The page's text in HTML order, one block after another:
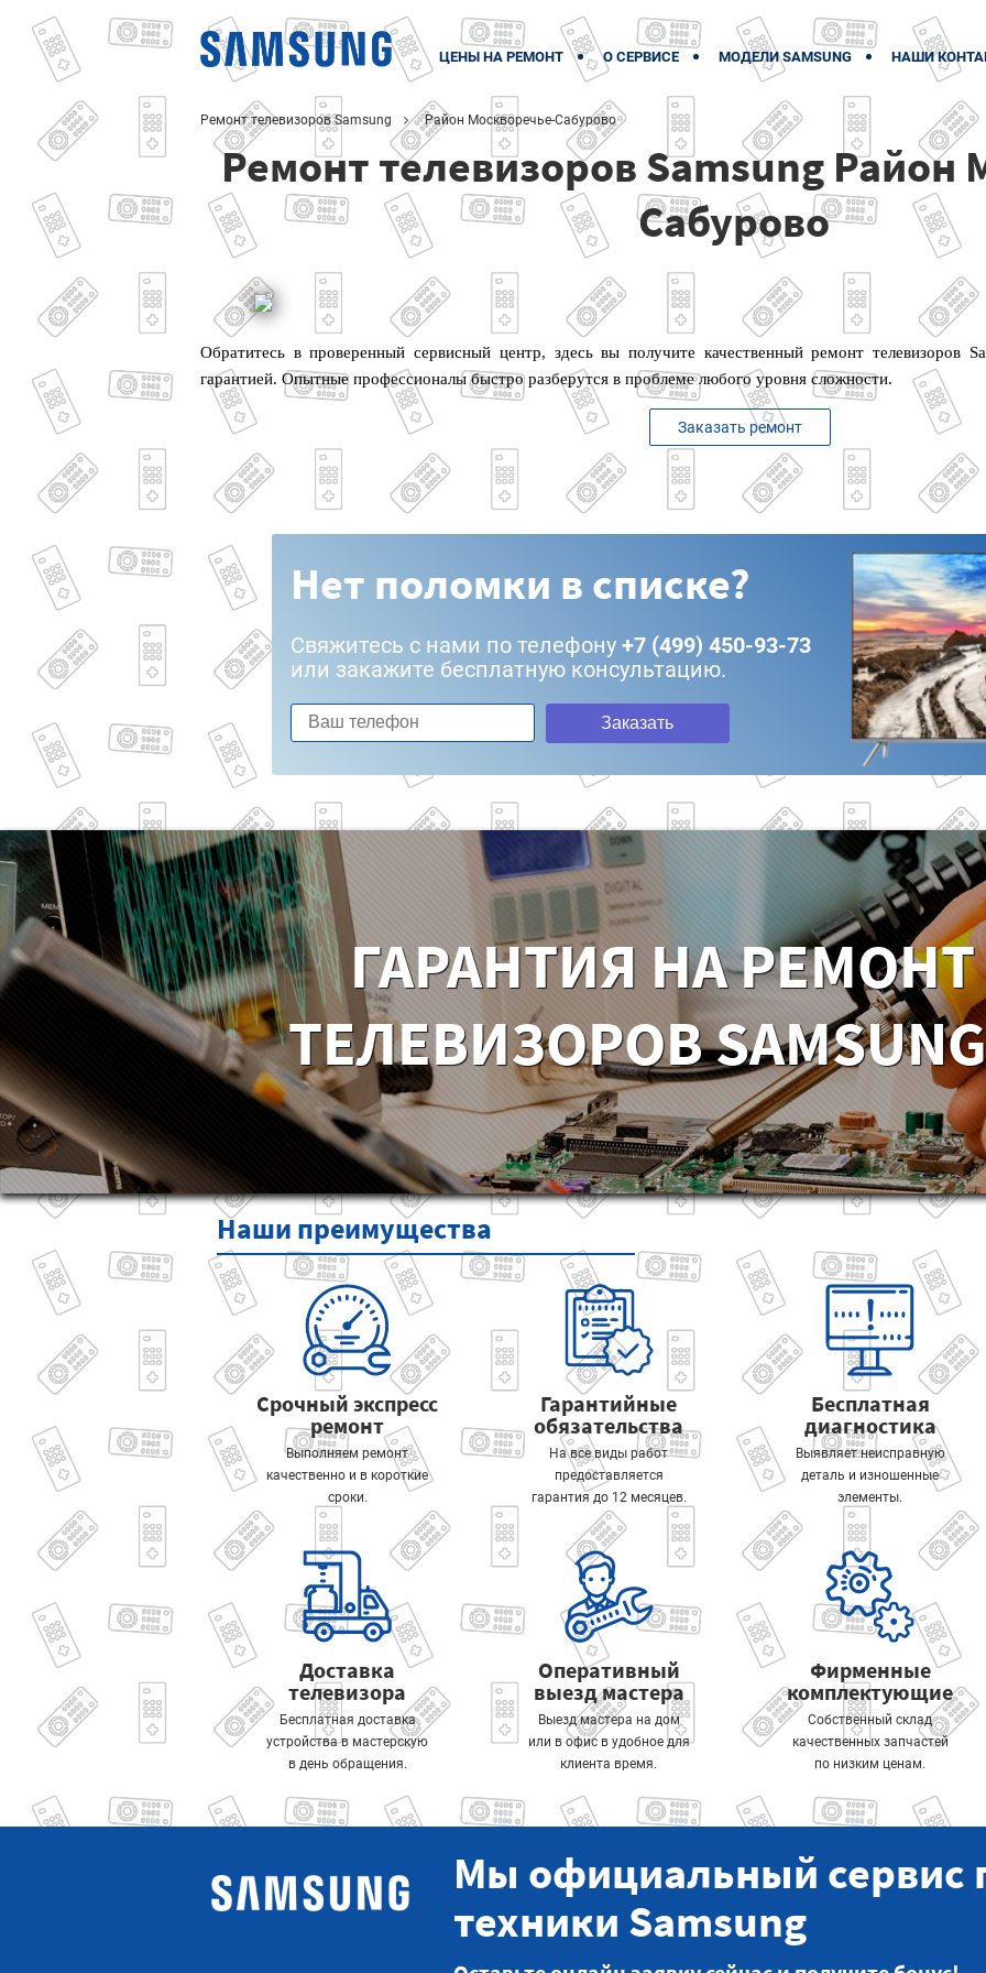
ЦЕНЫ НА РЕМОНТ О СЕРВИСЕ МОДЕЛИ SAMSUNG НАШИ
Ремонт телевизоров Samsung Район Москворечье-Сабурово
Ремонт телевизоров Samsung Район
Сабурово
Обратитесь в проверенный сервисный центр, здесь вы получите качественный ремонт телевизоров
гарантией. Опытные профессионалы быстро разберутся в проблеме любого уровня сложности.
Заказать ремонт
Нет поломки в списке?
Свяжитесь с нами по телефону +7 (499) 450-93-73
или закажите бесплатную консультацию.
Заказать
ГАРАНТИЯ НА РЕМОНТ
ТЕЛЕВИЗОРОВ
Наши преимущества
Срочный экспресс
ремонт
Выполняем ремонт
качественно и в короткие
сроки.
Гарантийные
обязательства
На все виды работ
предоставляется
гарантия до 12 месяцев.
Бесплатная
диагностика
Выявляет неисправную
деталь и изношенные
элементы.
Доставка
телевизора
Бесплатная доставка
устройства в мастерскую
в день обращения.
Оперативный
выезд мастера
Выезд мастера на дом
или в офис в удобное для
клиента время.
Фирменные
комплектующие
Собственный склад
качественных запчастей
по низким ценам.
Мы официальный сервис
техники Samsung